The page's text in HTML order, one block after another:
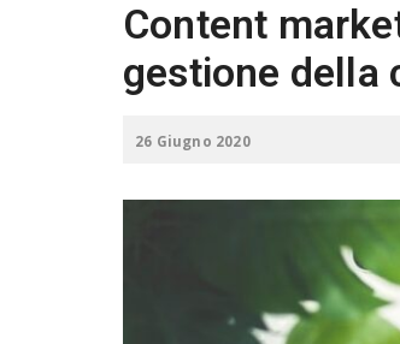
Content
gestione della
26 Giugno 2020